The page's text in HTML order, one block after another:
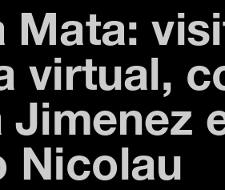
Mata:
virtual,
Jimenez
Nicolau